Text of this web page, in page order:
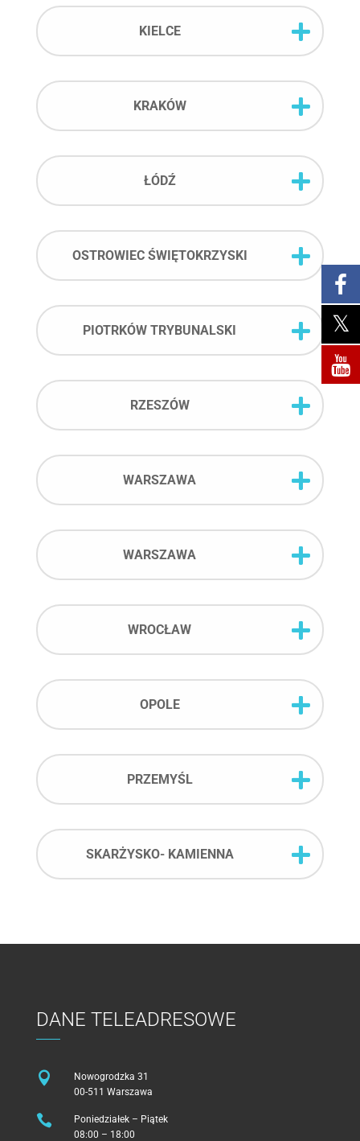
KIELCE
KRAKÓW
ŁÓDŹ
OSTROWIEC ŚWIĘTOKRZYSKI
PIOTRKÓW TRYBUNALSKI
RZESZÓW
WARSZAWA
WARSZAWA
WROCŁAW
OPOLE
PRZEMYŚL
SKARŻYSKO- KAMIENNA
DANE TELEADRESOWE

Nowogrodzka 31
00-511 Warszawa

Poniedziałek – Piątek
08:00 – 18:00